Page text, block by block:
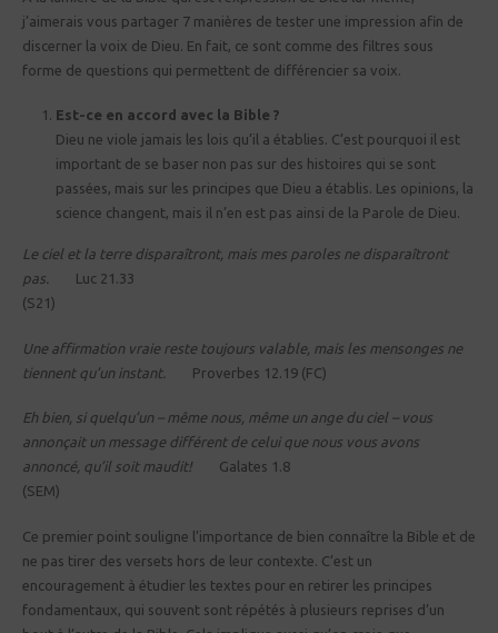
j’aimerais vous partager 7 manières de tester une impression afin de
discerner la voix de Dieu. En fait, ce sont comme des filtres sous
forme de questions qui permettent de différencier sa voix.
Est-ce en accord avec la Bible ?
Dieu ne viole jamais les lois qu’il a établies. C’est pourquoi il est
important de se baser non pas sur des histoires qui se sont
passées, mais sur les principes que Dieu a établis. Les opinions, la
science changent, mais il n’en est pas ainsi de la Parole de Dieu.
Le ciel et la terre disparaîtront, mais mes paroles ne disparaîtront
pas.
Luc 21.33
(S21)
Une affirmation vraie reste toujours valable, mais les mensonges ne
tiennent qu’un instant.
Proverbes 12.19 (FC)
Eh bien, si quelqu’un – même nous, même un ange du ciel – vous
annonçait un message différent de celui que nous vous avons
annoncé, qu’il soit maudit! Galates 1.8
(SEM)
Ce premier point souligne l’importance de bien connaître la Bible et de
ne pas tirer des versets hors de leur contexte. C’est un
encouragement à étudier les textes pour en retirer les principes
fondamentaux, qui souvent sont répétés à plusieurs reprises d’un